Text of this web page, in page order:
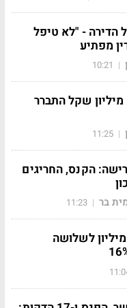
הדירה - "לא טיפל
מפתיע
|
10:21
חוב מזונות של 1.9 מיליון שקל התברר
|
11:25
הקנס, החריגים
בר |
11:23
רמת הנשיא: 1.75 מיליון לשלושה